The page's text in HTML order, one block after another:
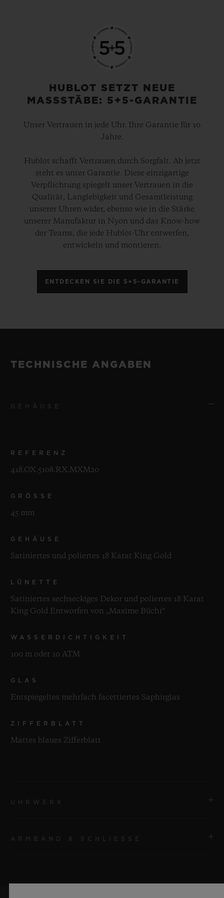
HUBLOT SETZT NEUE
MASSSTÄBE: 5+5-GARANTIE
Unser Vertrauen in jede Uhr. Ihre Garantie für 10
Jahre.
Hublot schafft Vertrauen durch Sorgfalt. Ab jetzt
steht es unter Garantie. Diese einzigartige
Verpflichtung spiegelt unser Vertrauen in die
Qualität, Langlebigkeit und Gesamtleistung
unserer Uhren wider, ebenso wie in die Stärke
unserer Manufaktur in Nyon und das Know-how
der Teams, die jede Hublot-Uhr entwerfen,
entwickeln und montieren.
ENTDECKEN SIE DIE 5+5-GARANTIE
TECHNISCHE ANGABEN
REFERENZ
418.OX.5108.RX.MXM20
GRÖSSE
45 mm
GEHÄUSE
Satiniertes und poliertes 18 Karat King Gold
LÜNETTE
Satiniertes sechseckiges Dekor und poliertes 18 Karat
King Gold Entworfen von „Maxime Büchi“
WASSERDICHTIGKEIT
100 m oder 10 ATM
GLAS
Entspiegeltes mehrfach facettiertes Saphirglas
ZIFFERBLATT
Mattes blaues Zifferblatt
ARMBAND